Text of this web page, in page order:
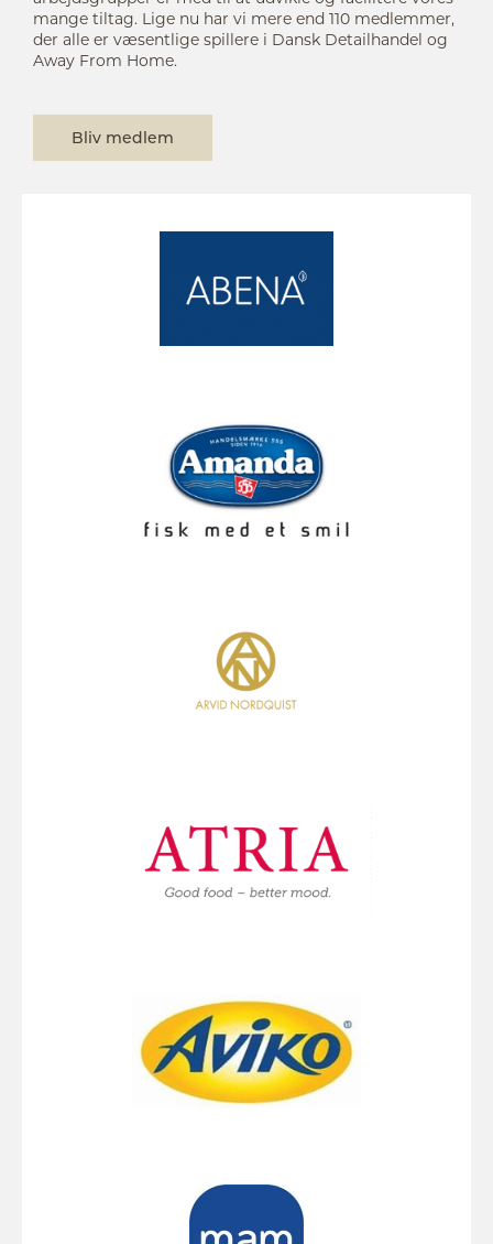
mange tiltag. Lige nu har vi mere end 110 medlemmer,
der alle er væsentlige spillere i Dansk Detailhandel og
Away From Home.
Bliv medlem